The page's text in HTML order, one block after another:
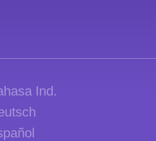
Ind.